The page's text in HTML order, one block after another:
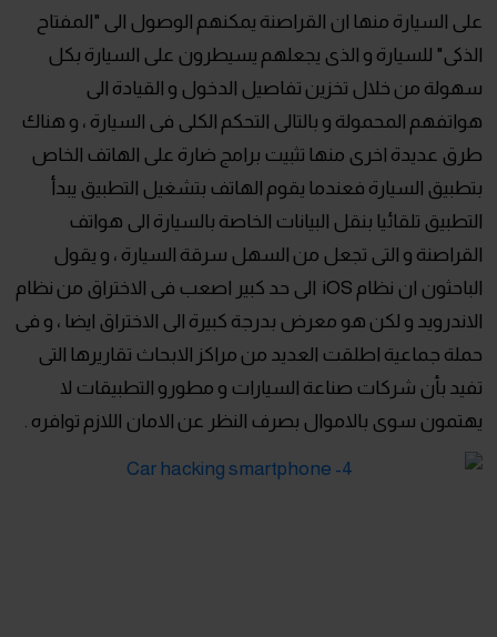
على السيارة منها ان القراصنة يمكنهم الوصول الى "المفتاح
الذكى" للسيارة و الذى يجعلهم يسيطرون على السيارة بكل
سهولة من خلال تخزين تفاصيل الدخول و القيادة الى
هواتفهم المحمولة و بالتالى التحكم الكلى فى السيارة ، و هناك
طرق عديدة اخرى منها تثبيت برامج ضارة على الهاتف الخاص
بتطبيق السيارة فعندما يقوم الهاتف بتشغيل التطبيق يبدأ
التطبيق تلقائيا بنقل البيانات الخاصة بالسيارة الى هواتف
القراصنة و التى تجعل من السهل سرقة السيارة ، و يقول
الباحثون ان نظام iOS الى حد كبير اصعب فى الاختراق من نظام
الاندرويد و لكن هو معرض بدرجة كبيرة الى الاختراق ايضا ، و فى
حملة جماعية اطلقت العديد من مراكز الابحاث تقاريرها التى
تفيد بأن شركات صناعة السيارات و مطورو التطبيقات لا
يهتمون سوى بالاموال بصرف النظر عن الامان اللازم توافره .